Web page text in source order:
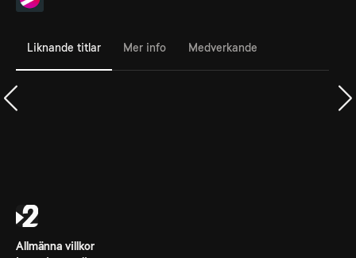
Liknande titlar Mer info Medverkande
Allmänna villkor